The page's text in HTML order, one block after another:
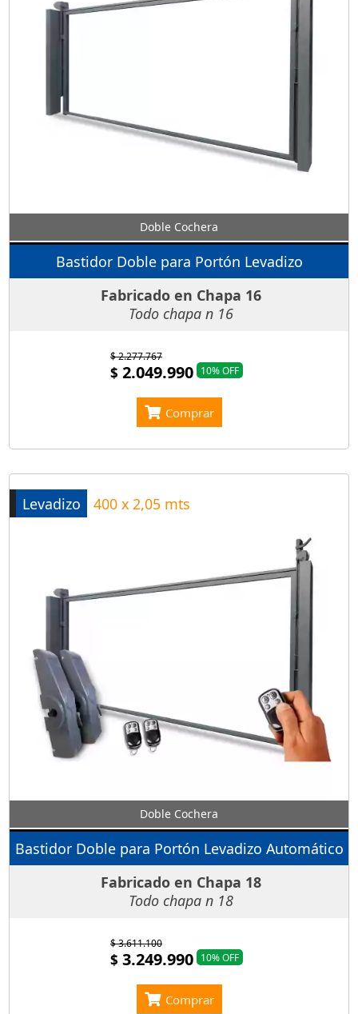
Doble Cochera
Bastidor Doble para Portón Levadizo
Fabricado en Chapa 16
Todo chapa n 16
$ 2.049.990
$ 2.277.767
10% OFF
Comprar
Doble Cochera
Bastidor Doble para Portón Levadizo Automático
Fabricado en Chapa 18
Todo chapa n 18
Levadizo 400 x 2,05 mts
$ 3.249.990
$ 3.611.100
10% OFF
Comprar